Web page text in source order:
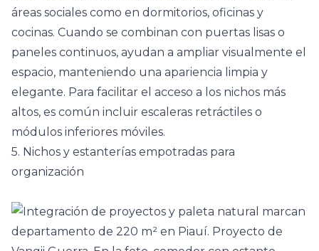
áreas sociales como en dormitorios, oficinas y
cocinas. Cuando se combinan con puertas lisas o
paneles continuos, ayudan a ampliar visualmente el
espacio, manteniendo una apariencia limpia y
elegante. Para facilitar el acceso a los nichos más
altos, es común incluir escaleras retráctiles o
módulos inferiores móviles.
5. Nichos y estanterías empotradas para
organización